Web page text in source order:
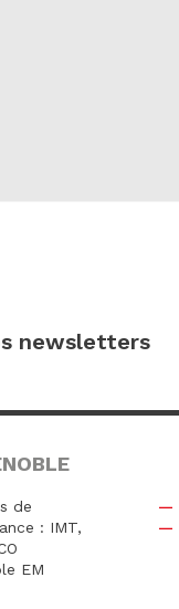
newsletters
de
: IMT,
EM